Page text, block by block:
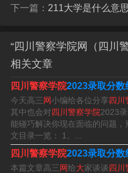
四川警察学院学费和报
根据查询四川警察学院官
年3700元，报名时间为
日。四川警察学院是由四
省教育厅共同管理的一所
校。
下一篇： 211大学是什么意思（
“四川警察学院网（四川
相关文章
四川警察学院2023录取分数
今天高三网小编给各位分享四川
其中也会对四川警察学院2023
能碰巧解决你现在面临的问题
文目录一览： 1、...
四川警察学院2023录取分数
本篇文章高三网给大家谈谈四川